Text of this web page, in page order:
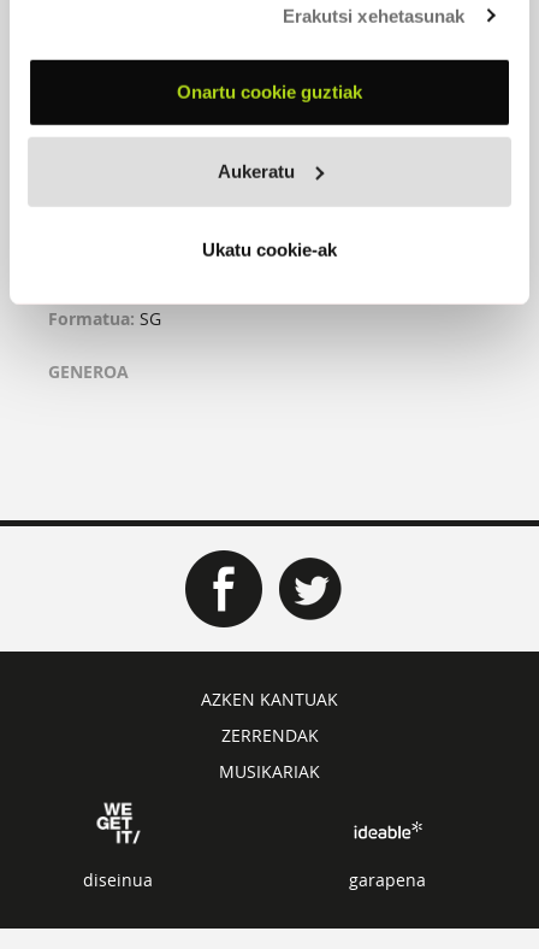
Erakutsi xehetasunak
Onartu cookie guztiak
Aukeratu
Ukatu cookie-ak
FUSILAREN HOTSA
Fusilaren Hotsa (ft. Flako Fonki)
Formatua: SG
GENEROA
AZKEN KANTUAK
ZERRENDAK
MUSIKARIAK
diseinua garapena